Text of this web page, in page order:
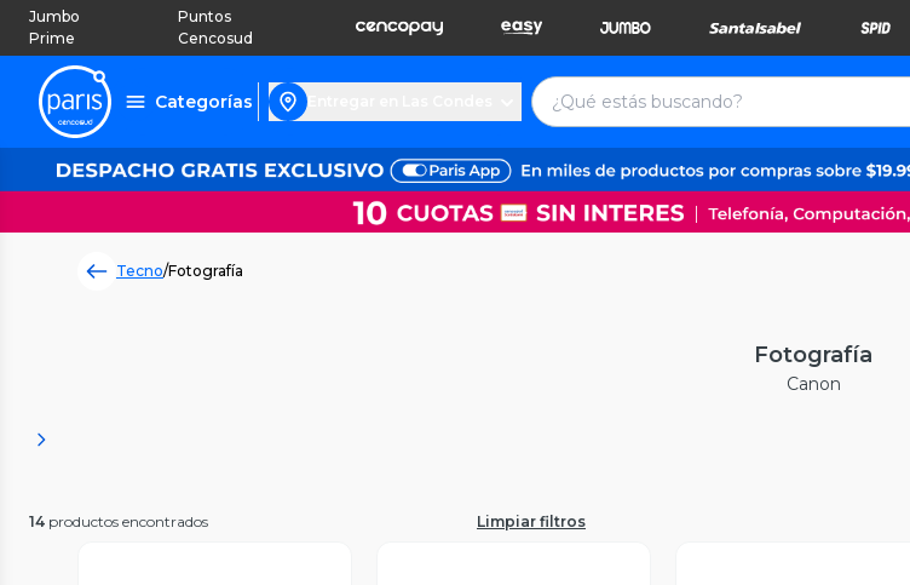
Jumbo
Prime
Puntos
Cencosud
Categorías
Tecno/Fotografía
Fotografía
Canon
14 productos encontrados Limpiar filtros